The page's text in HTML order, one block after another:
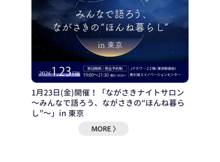
1月23日(金)開催！「ながさきナイトサロン
～みんなで語ろう、ながさきの“ほんね暮ら
し”～」in 東京